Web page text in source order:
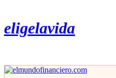
eligelavida